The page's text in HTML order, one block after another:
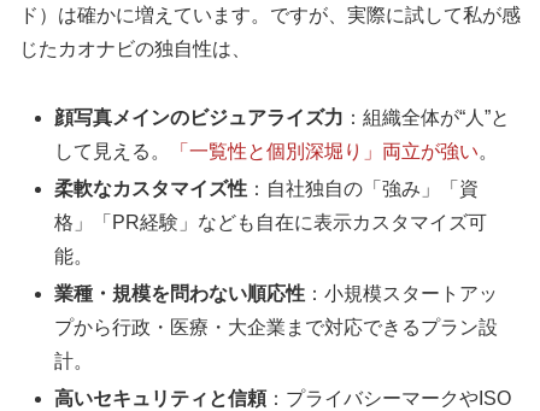
ド）は確かに増えています。ですが、実際に試して私が感
じたカオナビの独自性は、
顔写真メインのビジュアライズ力 ：組織全体が“人”と
して見える。
「一覧性と個別深堀り」両立が強い。
柔軟なカスタマイズ性 ：自社独自の「強み」「資
格」「PR経験」なども自在に表示カスタマイズ可
能。
業種・規模を問わない順応性 ：小規模スタートアッ
プから行政・医療・大企業まで対応できるプラン設
計。
高いセキュリティと信頼：プライバシーマークやISO